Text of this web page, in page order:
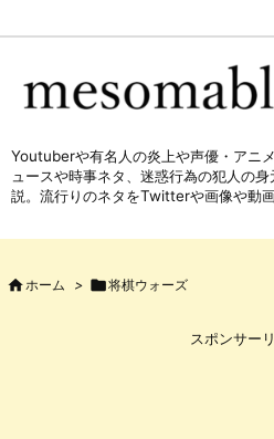
Youtuberや有名人の炎上や声優・アニ
ュースや時事ネタ、迷惑行為の犯人の
説。流行りのネタをTwitterや画像や動
 ホーム > 将棋ウォーズ
スポンサー